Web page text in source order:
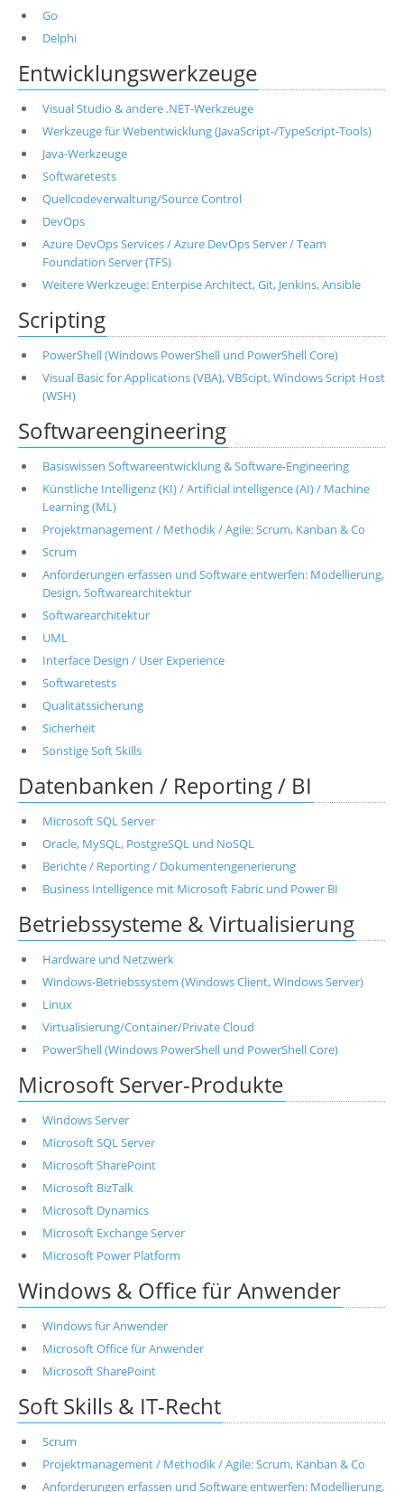
Go
Delphi
Entwicklungswerkzeuge
Visual Studio & andere .NET-Werkzeuge
Werkzeuge für Webentwicklung (JavaScript-/TypeScript-Tools)
Java-Werkzeuge
Softwaretests
Quellcodeverwaltung/Source Control
DevOps
Azure DevOps Services / Azure DevOps Server / Team
Foundation Server (TFS)
Weitere Werkzeuge: Enterpise Architect, Git, Jenkins, Ansible
Scripting
PowerShell (Windows PowerShell und PowerShell Core)
Visual Basic for Applications (VBA), VBScipt, Windows Script Host
(WSH)
Softwareengineering
Basiswissen Softwareentwicklung & Software-Engineering
Künstliche Intelligenz (KI) / Artificial intelligence (AI) / Machine
Learning (ML)
Projektmanagement / Methodik / Agile: Scrum, Kanban & Co
Scrum
Anforderungen erfassen und Software entwerfen: Modellierung,
Design, Softwarearchitektur
Softwarearchitektur
UML
Interface Design / User Experience
Softwaretests
Qualitätssicherung
Sicherheit
Sonstige Soft Skills
Datenbanken / Reporting / BI
Microsoft SQL Server
Oracle, MySQL, PostgreSQL und NoSQL
Berichte / Reporting / Dokumentengenerierung
Business Intelligence mit Microsoft Fabric und Power BI
Betriebssysteme & Virtualisierung
Hardware und Netzwerk
Windows-Betriebssystem (Windows Client, Windows Server)
Linux
Virtualisierung/Container/Private Cloud
PowerShell (Windows PowerShell und PowerShell Core)
Microsoft Server-Produkte
Windows Server
Microsoft SQL Server
Microsoft SharePoint
Microsoft BizTalk
Microsoft Dynamics
Microsoft Exchange Server
Microsoft Power Platform
Windows & Office für Anwender
Windows für Anwender
Microsoft Office für Anwender
Microsoft SharePoint
Soft Skills & IT-Recht
Scrum
Projektmanagement / Methodik / Agile: Scrum, Kanban & Co
Anforderungen erfassen und Software entwerfen: Modellierung,